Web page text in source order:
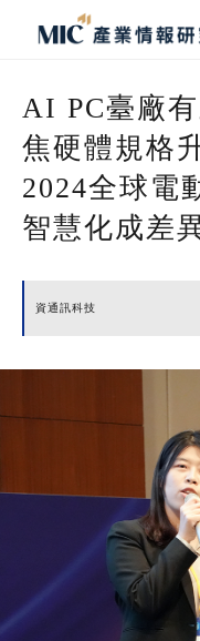
AI PC臺廠
焦硬體規格
2024全球電
智慧化成差
資通訊科技